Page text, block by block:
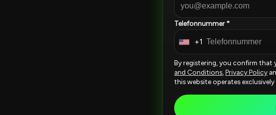
Telefonnummer *
U
i
t
e
+1
By registering, you confirm that
and Conditions Privacy Policy
this website operates